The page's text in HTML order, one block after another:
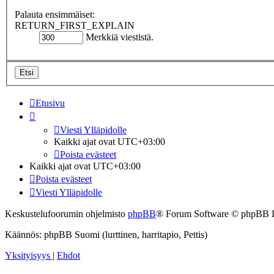
Palauta ensimmäiset:
RETURN_FIRST_EXPLAIN
Merkkiä viestistä.
Etusivu
Viesti Ylläpidolle
Kaikki ajat ovat UTC+03:00
Poista evästeet
Kaikki ajat ovat UTC+03:00
Poista evästeet
Viesti Ylläpidolle
Keskustelufoorumin ohjelmisto phpBB® Forum Software © phpBB
Käännös: phpBB Suomi (lurttinen, harritapio, Pettis)
Yksityisyys | Ehdot